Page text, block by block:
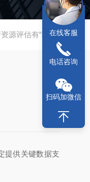
源评估有“巧用”
提供关键数据支
在线客服
电话咨询
扫码加微信